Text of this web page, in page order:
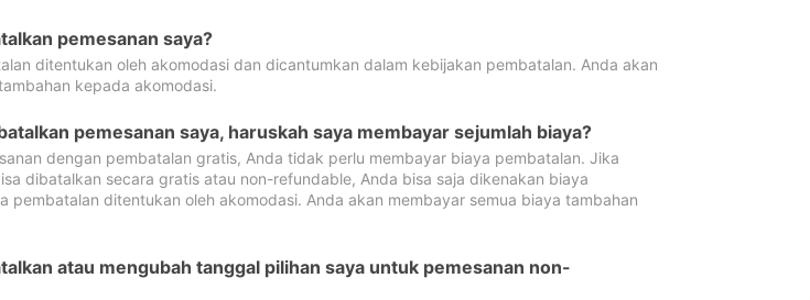
pemesanan saya?
ditentukan oleh akomodasi dan dicantumkan dalam kebijakan pembatalan. Anda akan
kepada akomodasi.
pemesanan saya, haruskah saya membayar sejumlah biaya?
dengan pembatalan gratis, Anda tidak perlu membayar biaya pembatalan. Jika
dibatalkan secara gratis atau non-refundable, Anda bisa saja dikenakan biaya
pembatalan ditentukan oleh akomodasi. Anda akan membayar semua biaya tambahan
atau mengubah tanggal pilihan saya untuk pemesanan non-